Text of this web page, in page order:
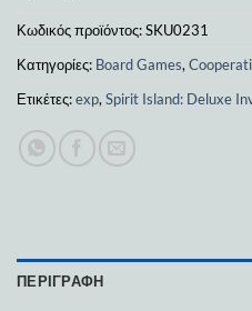
Κωδικός προϊόντος:SKU0231
Κατηγορίες: Board Games,
Ετικέτες:exp, Spirit Island: Deluxe
ΠΕΡΙΓΡΑΦΉ